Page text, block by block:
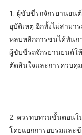
1. ผู้ขับขี่รถจักรยานย
อุบัติเหตุ อีกทั้งไม่สามา
หลบหลีกการชนได้ทันก
ผู้ขับขี่รถจักรยานยนต์ใ
ตัดสินใจและการควบคุ
​2. ควรทบทวนขั้นตอน
โดยแยกการอบรมและ